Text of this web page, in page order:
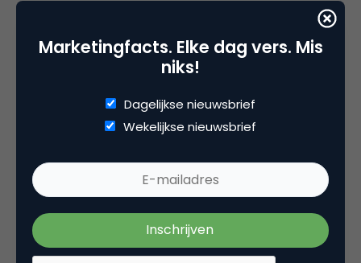
WordPress is gratis. Maar wil je echt een mooie,
kosten bij kijken. Voor de betere thema’s en plug-
ins moet je betalen. Andere functionaliteiten die
niet als plug-ins beschikbaar zijn, kosten relatief
meer omdat het op maat ontwikkeld wordt.
Zelf doen of uitbesteden?
omvangrijk project dat tijd, aandacht en expertise
vraagt. Er komen zaken bij kijken als
Marketingfacts. Elke dag vers. Mis
niks!
Dagelijkse nieuwsbrief
Wekelijkse nieuwsbrief